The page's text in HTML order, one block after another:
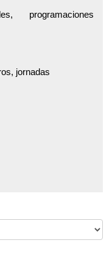
programaciones
jornadas